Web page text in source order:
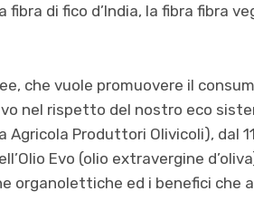
fibra di fico d’India, la fibra fibra
che vuole promuovere il
nel rispetto del nostro eco
Agricola Produttori Olivicoli), dal
Evo (olio extravergine
organolettiche ed i benefici che